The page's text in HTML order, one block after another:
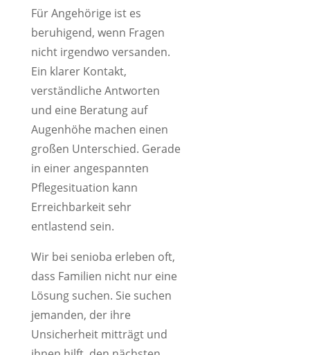
Für Angehörige ist es
beruhigend, wenn Fragen
nicht irgendwo versanden.
Ein klarer Kontakt,
verständliche Antworten
und eine Beratung auf
Augenhöhe machen einen
großen Unterschied. Gerade
in einer angespannten
Pflegesituation kann
Erreichbarkeit sehr
entlastend sein.
Wir bei senioba erleben oft,
dass Familien nicht nur eine
Lösung suchen. Sie suchen
jemanden, der ihre
Unsicherheit mitträgt und